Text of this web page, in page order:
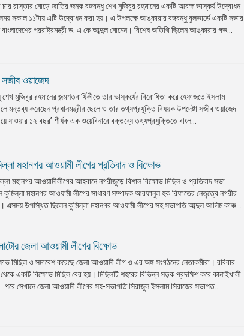
চার রাস্তার মোড়ে জাতির জনক বঙ্গবন্ধু শেখ মুজিবুর রহমানের একটি আবক্ষ ভাস্কর্য উদ্বোধন
সকাল ১১টায় এটি উদ্বোধন করা হয়। এ উপলক্ষে আঙ্কারার বঙ্গবন্ধু বুলভার্ডে একটি সভার
পররাষ্ট্রমন্ত্রী ড. এ কে আব্দুল মোমেন। বিশেষ অতিথি ছিলেন আঙ্কারার গভ...
সজীব ওয়াজেদ
মুজিবুর রহমানের জন্মশতবার্ষিকীতে তার ভাস্কর্যের বিরোধিতা করে হেফাজতে ইসলাম
মন্তব্য করেছেন প্রধানমন্ত্রীর ছেলে ও তার তথ্যপ্রযুক্তি বিষয়ক উপদেষ্টা সজীব ওয়াজেদ
যাওয়ার ১২ বছর’ শীর্ষক এক ওয়েবিনারে বক্তব্যে তথ্যপ্রযুক্তিতে বাংল...
মহানগর আওয়ামী লীগের প্রতিবাদ ও বিক্ষোভ
মহানগর আওয়ামীলীগের আহবানে নগরীজুড়ে বিশাল বিক্ষোভ মিছিল ও প্রতিবাদ সভা
কুমিল্লা মহানগর আওয়ামী লীগের সাধারণ সম্পাদক আরফানুল হক রিফাতের নেতৃত্বে নগরীর
এসময় উপস্থিত ছিলেন কুমিল্লা মহানগর আওয়ামী লীগের সহ সভাপতি আব্দুল আলিম কাঞ্চ...
জেলা আওয়ামী লীগের বিক্ষোভ
মিছিল ও সমাবেশ করেছে জেলা আওয়ামী লীগ ও এর অঙ্গ সংগঠনের নেতাকর্মীরা। রবিবার
একটি বিক্ষোভ মিছিল বের হয়। মিছিলটি শহরের বিভিন্ন সড়ক প্রদক্ষিণ করে কানাইখালী
সেখানে জেলা আওয়ামী লীগের সহ-সভাপতি সিরাজুল ইসলাম সিরাজের সভাপত...